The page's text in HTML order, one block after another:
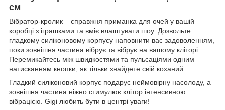
см
Вібратор-кролик – справжня приманка для очей у вашій
коробці з іграшками та вміє влаштувати шоу. Дозвольте
гладкому силіконовому корпусу наповнити вас задоволенням,
поки зовнішня частина вібрує та вібрує на вашому кліторі.
Перемикайтесь між швидкостями та пульсаціями одним
натисканням кнопки, як тільки знайдете свій коханий.
Гладкий силіконовий корпус подарує неймовірну насолоду, а
зовнішня частина ніжно стимулює клітор інтенсивною
вібрацією. Gigi любить бути в центрі уваги!